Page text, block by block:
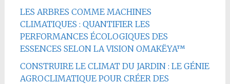
LES ARBRES COMME MACHINES
CLIMATIQUES : QUANTIFIER LES
PERFORMANCES ÉCOLOGIQUES DES
ESSENCES SELON LA VISION OMAKËYA™
CONSTRUIRE LE CLIMAT DU JARDIN : LE GÉNIE
AGROCLIMATIQUE POUR CRÉER DES